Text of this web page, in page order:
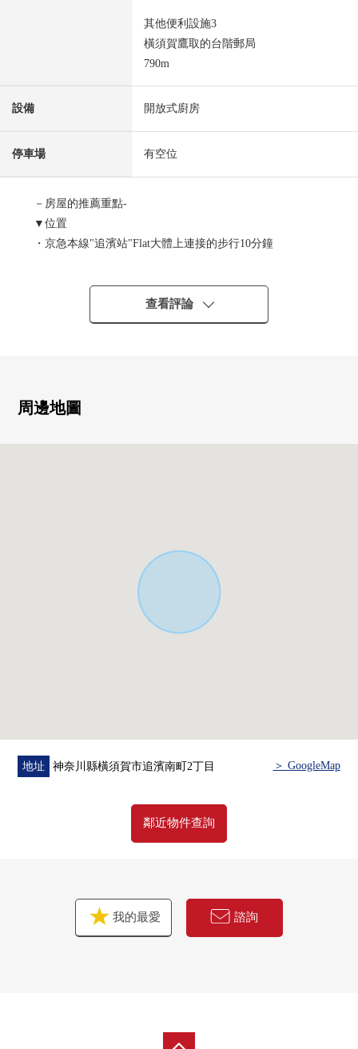
其他便利設施3
橫須賀鷹取的台階郵局
790m
設備 開放式廚房
停車場 有空位
－房屋的推薦重點-
▼位置
・京急本線"追濱站"Flat大體上連接的步行10分鐘
▼建築物、室內的特徴
・超過20張塌塌米寬敞的LDK
・與家族的會話興奮起來的櫃台廚房
・在建築面積裡面含有車庫部分12.84平米
查看評論
周邊地圖
地址 神奈川縣橫須賀市追濱南町2丁目 ＞ GoogleMap
鄰近物件查詢
我的最愛 諮詢